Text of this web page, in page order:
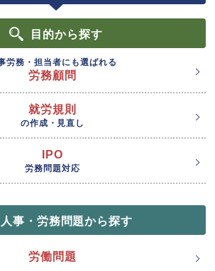
目的から探す
労務・担当者にも選ばれる
労務顧問
就労規則
の作成・見直し
IPO
労務問題対応
人事・労務問題から探す
労働問題